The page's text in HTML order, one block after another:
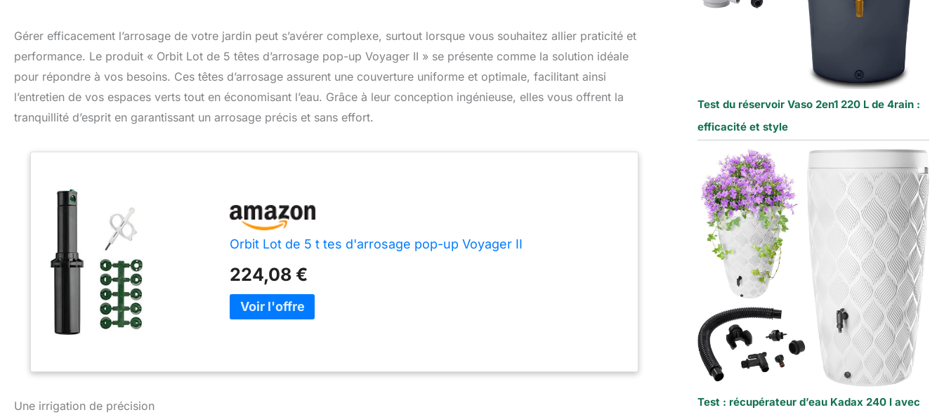
Gérer efficacement l’arrosage de votre jardin peut s’avérer complexe, surtout lorsque vous souhaitez allier praticité et
performance. Le produit « Orbit Lot de 5 têtes d’arrosage pop-up Voyager II » se présente comme la solution idéale
pour répondre à vos besoins. Ces têtes d’arrosage assurent une couverture uniforme et optimale, facilitant ainsi
l’entretien de vos espaces verts tout en économisant l’eau. Grâce à leur conception ingénieuse, elles vous offrent la
tranquillité d’esprit en garantissant un arrosage précis et sans effort.
Orbit Lot de 5 t tes d'arrosage pop-up Voyager II
224,08 €
Une irrigation de précision
Test du réservoir Vaso 2en1 220 L de 4rain :
efficacité et style
Test : récupérateur d’eau Kadax 240 l avec